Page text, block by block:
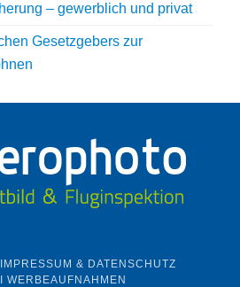
– gewerblich und privat
Gesetzgebers zur
IMPRESSUM & DATENSCHUTZ
WERBEAUFNAHMEN